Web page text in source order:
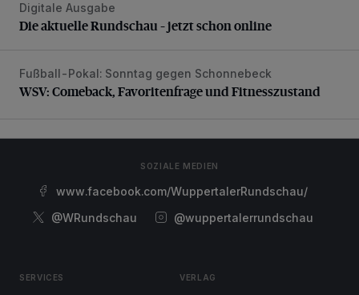
Die aktuelle Rundschau – jetzt schon online
Digitale Ausgabe
Die aktuelle Rundschau – jetzt schon online
WSV: Comeback, Favoritenfrage und Fitnesszustand
Fußball-Pokal: Sonntag gegen Schonnebeck
WSV: Comeback, Favoritenfrage und Fitnesszustand
SOZIALE MEDIEN
www.facebook.com/WuppertalerRundschau/
@WRundschau
@wuppertalerrundschau
SERVICES VERLAG